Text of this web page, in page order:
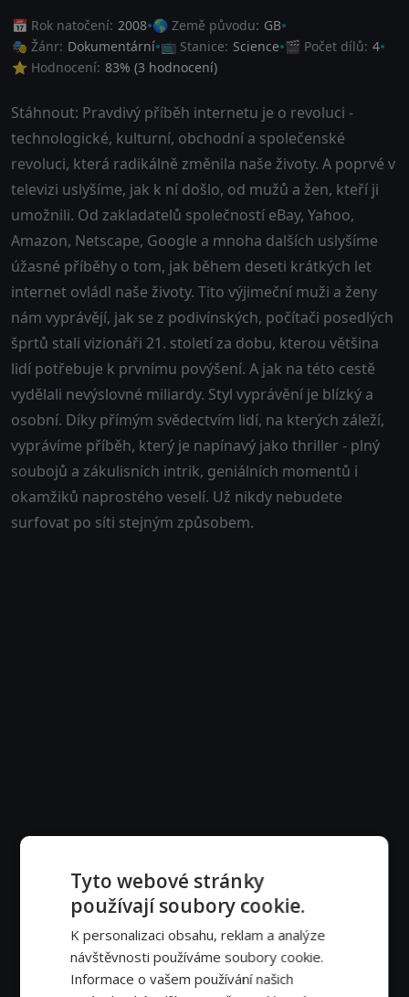
📅 Rok natočení: 2008 🌎 Země původu: GB
🎭 Žánr: Dokumentární 📺 Stanice: Science 🎬 Počet dílů: 4
⭐ Hodnocení: 83% (3 hodnocení)
Stáhnout: Pravdivý příběh internetu je o revoluci -
technologické, kulturní, obchodní a společenské
revoluci, která radikálně změnila naše životy. A poprvé v
televizi uslyšíme, jak k ní došlo, od mužů a žen, kteří ji
umožnili. Od zakladatelů společností eBay, Yahoo,
Amazon, Netscape, Google a mnoha dalších uslyšíme
úžasné příběhy o tom, jak během deseti krátkých let
internet ovládl naše životy. Tito výjimeční muži a ženy
nám vyprávějí, jak se z podivínských, počítači posedlých
šprtů stali vizionáři 21. století za dobu, kterou většina
lidí potřebuje k prvnímu povýšení. A jak na této cestě
vydělali nevýslovné miliardy. Styl vyprávění je blízký a
osobní. Díky přímým svědectvím lidí, na kterých záleží,
vyprávíme příběh, který je napínavý jako thriller - plný
soubojů a zákulisních intrik, geniálních momentů i
okamžiků naprostého veselí. Už nikdy nebudete
surfovat po síti stejným způsobem.
Tyto webové stránky
používají soubory cookie.
K personalizaci obsahu, reklam a analýze
návštěvnosti používáme soubory cookie.
Informace o vašem používání našich